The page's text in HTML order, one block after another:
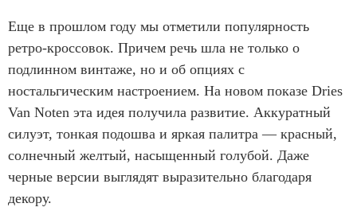
4 t
e
m
1
o
f
4
Еще в прошлом году мы отметили популярность
ретро-кроссовок. Причем речь шла не только о
подлинном винтаже, но и об опциях с
ностальгическим настроением. На новом показе Dries
Van Noten эта идея получила развитие. Аккуратный
силуэт, тонкая подошва и яркая палитра — красный,
солнечный желтый, насыщенный голубой. Даже
черные версии выглядят выразительно благодаря
декору.